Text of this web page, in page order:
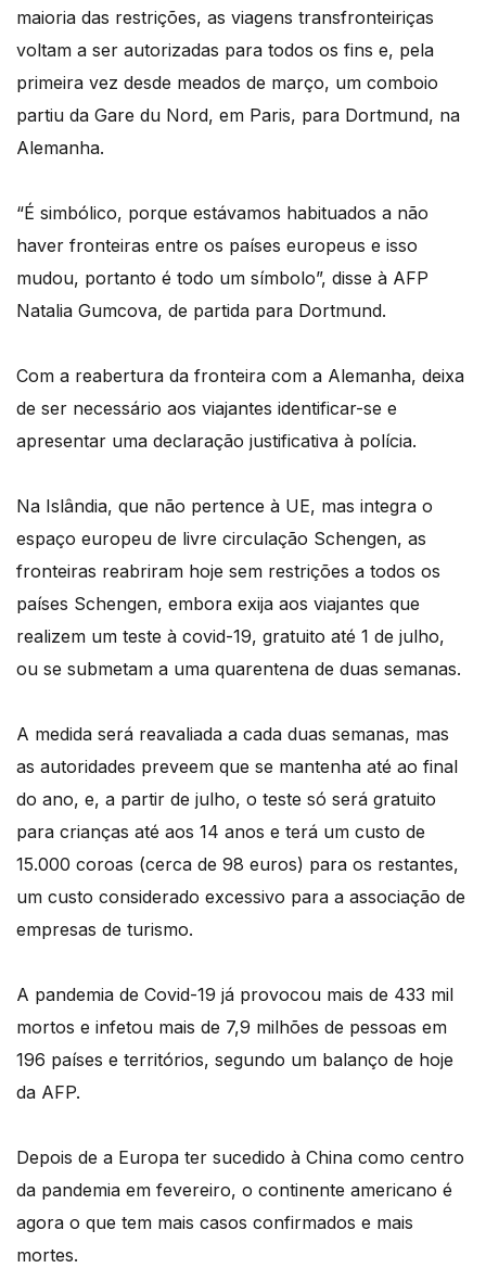
maioria das restrições, as viagens transfronteiriças
voltam a ser autorizadas para todos os fins e, pela
primeira vez desde meados de março, um comboio
partiu da Gare du Nord, em Paris, para Dortmund, na
Alemanha.
“É simbólico, porque estávamos habituados a não
haver fronteiras entre os países europeus e isso
mudou, portanto é todo um símbolo”, disse à AFP
Natalia Gumcova, de partida para Dortmund.
Com a reabertura da fronteira com a Alemanha, deixa
de ser necessário aos viajantes identificar-se e
apresentar uma declaração justificativa à polícia.
Na Islândia, que não pertence à UE, mas integra o
espaço europeu de livre circulação Schengen, as
fronteiras reabriram hoje sem restrições a todos os
países Schengen, embora exija aos viajantes que
realizem um teste à covid-19, gratuito até 1 de julho,
ou se submetam a uma quarentena de duas semanas.
A medida será reavaliada a cada duas semanas, mas
as autoridades preveem que se mantenha até ao final
do ano, e, a partir de julho, o teste só será gratuito
para crianças até aos 14 anos e terá um custo de
15.000 coroas (cerca de 98 euros) para os restantes,
um custo considerado excessivo para a associação de
empresas de turismo.
A pandemia de Covid-19 já provocou mais de 433 mil
mortos e infetou mais de 7,9 milhões de pessoas em
196 países e territórios, segundo um balanço de hoje
da AFP.
Depois de a Europa ter sucedido à China como centro
da pandemia em fevereiro, o continente americano é
agora o que tem mais casos confirmados e mais
mortes.